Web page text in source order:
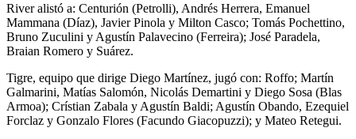
River alistó a: Centurión (Petrolli), Andrés Herrera, Emanuel
Mammana (Díaz), Javier Pinola y Milton Casco; Tomás Pochettino,
Bruno Zuculini y Agustín Palavecino (Ferreira); José Paradela,
Braian Romero y Suárez.
Tigre, equipo que dirige Diego Martínez, jugó con: Roffo; Martín
Galmarini, Matías Salomón, Nicolás Demartini y Diego Sosa (Blas
Armoa); Crístian Zabala y Agustín Baldi; Agustín Obando, Ezequiel
Forclaz y Gonzalo Flores (Facundo Giacopuzzi); y Mateo Retegui.